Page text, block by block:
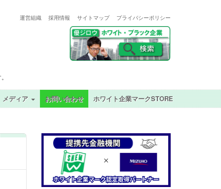
運営組織 採用情報 サイトマップ プライバシーポリシー
メディア お問い合わせ ホワイト企業マークSTORE